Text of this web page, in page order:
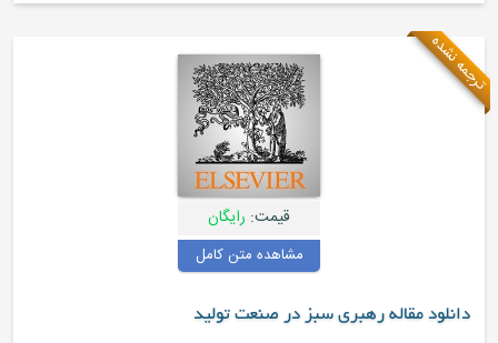
رایگان
مشاهده متن کامل
مقاله رهبری سبز در صنعت تولید